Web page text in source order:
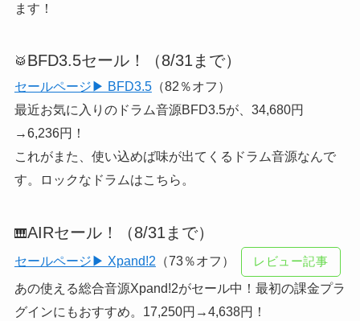
ます！
🥁 BFD3.5セール！（8/31まで）
セールページ▶ BFD3.5（82％オフ）
最近お気に入りのドラム音源BFD3.5が、34,680円
→6,236円！
これがまた、使い込めば味が出てくるドラム音源なんで
す。ロックなドラムはこちら。
🎹AIRセール！（8/31まで）
セールページ▶ Xpand!2 （73％オフ） レビュー記事
あの使える総合音源Xpand!2がセール中！最初の課金プラ
グインにもおすすめ。17,250円→4,638円！